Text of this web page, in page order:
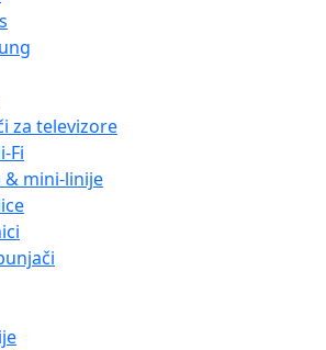
za televizore
Fi
& mini-linije